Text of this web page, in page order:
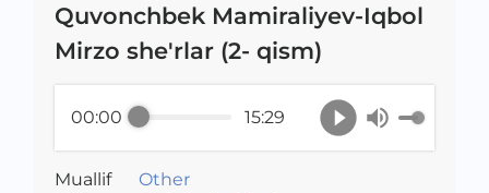
Quvonchbek Mamiraliyev-Iqbol
Mirzo she'rlar (2- qism)
00:00 15:29
Muallif
Other